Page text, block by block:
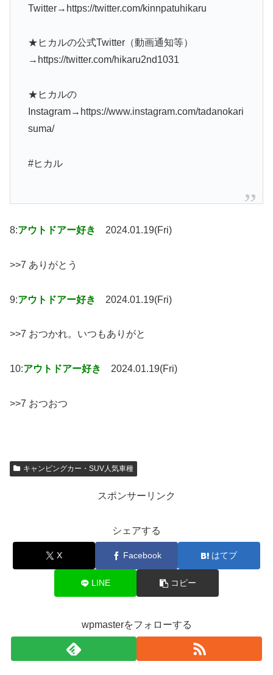
Twitter→https://twitter.com/kinnpatuhikaru
★ヒカルの公式Twitter（動画通知等）
→https://twitter.com/hikaru2nd1031
★ヒカルの
Instagram→https://www.instagram.com/tadanokari
suma/
#ヒカル
8:アウトドアー好き 2024.01.19(Fri)
>>7 ありがとう
9:アウトドアー好き 2024.01.19(Fri)
>>7 おつかれ。いつもありがと
10:アウトドアー好き 2024.01.19(Fri)
>>7 おつおつ
キャンピングカー・SUV人気車種
スポンサーリンク
シェアする
X Facebook はてブ
LINE コピー
wpmasterをフォローする